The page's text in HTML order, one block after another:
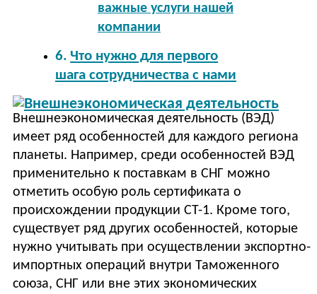
важные услуги нашей
компании
Что нужно для первого
шага сотрудничества с нами
Внешнеэкономическая деятельность (ВЭД)
имеет ряд особенностей для каждого региона
планеты. Например, среди особенностей ВЭД
применительно к поставкам в СНГ можно
отметить особую роль сертификата о
происхождении продукции СТ-1. Кроме того,
существует ряд других особенностей, которые
нужно учитывать при осуществлении экспортно-
импортных операций внутри Таможенного
союза, СНГ или вне этих экономических